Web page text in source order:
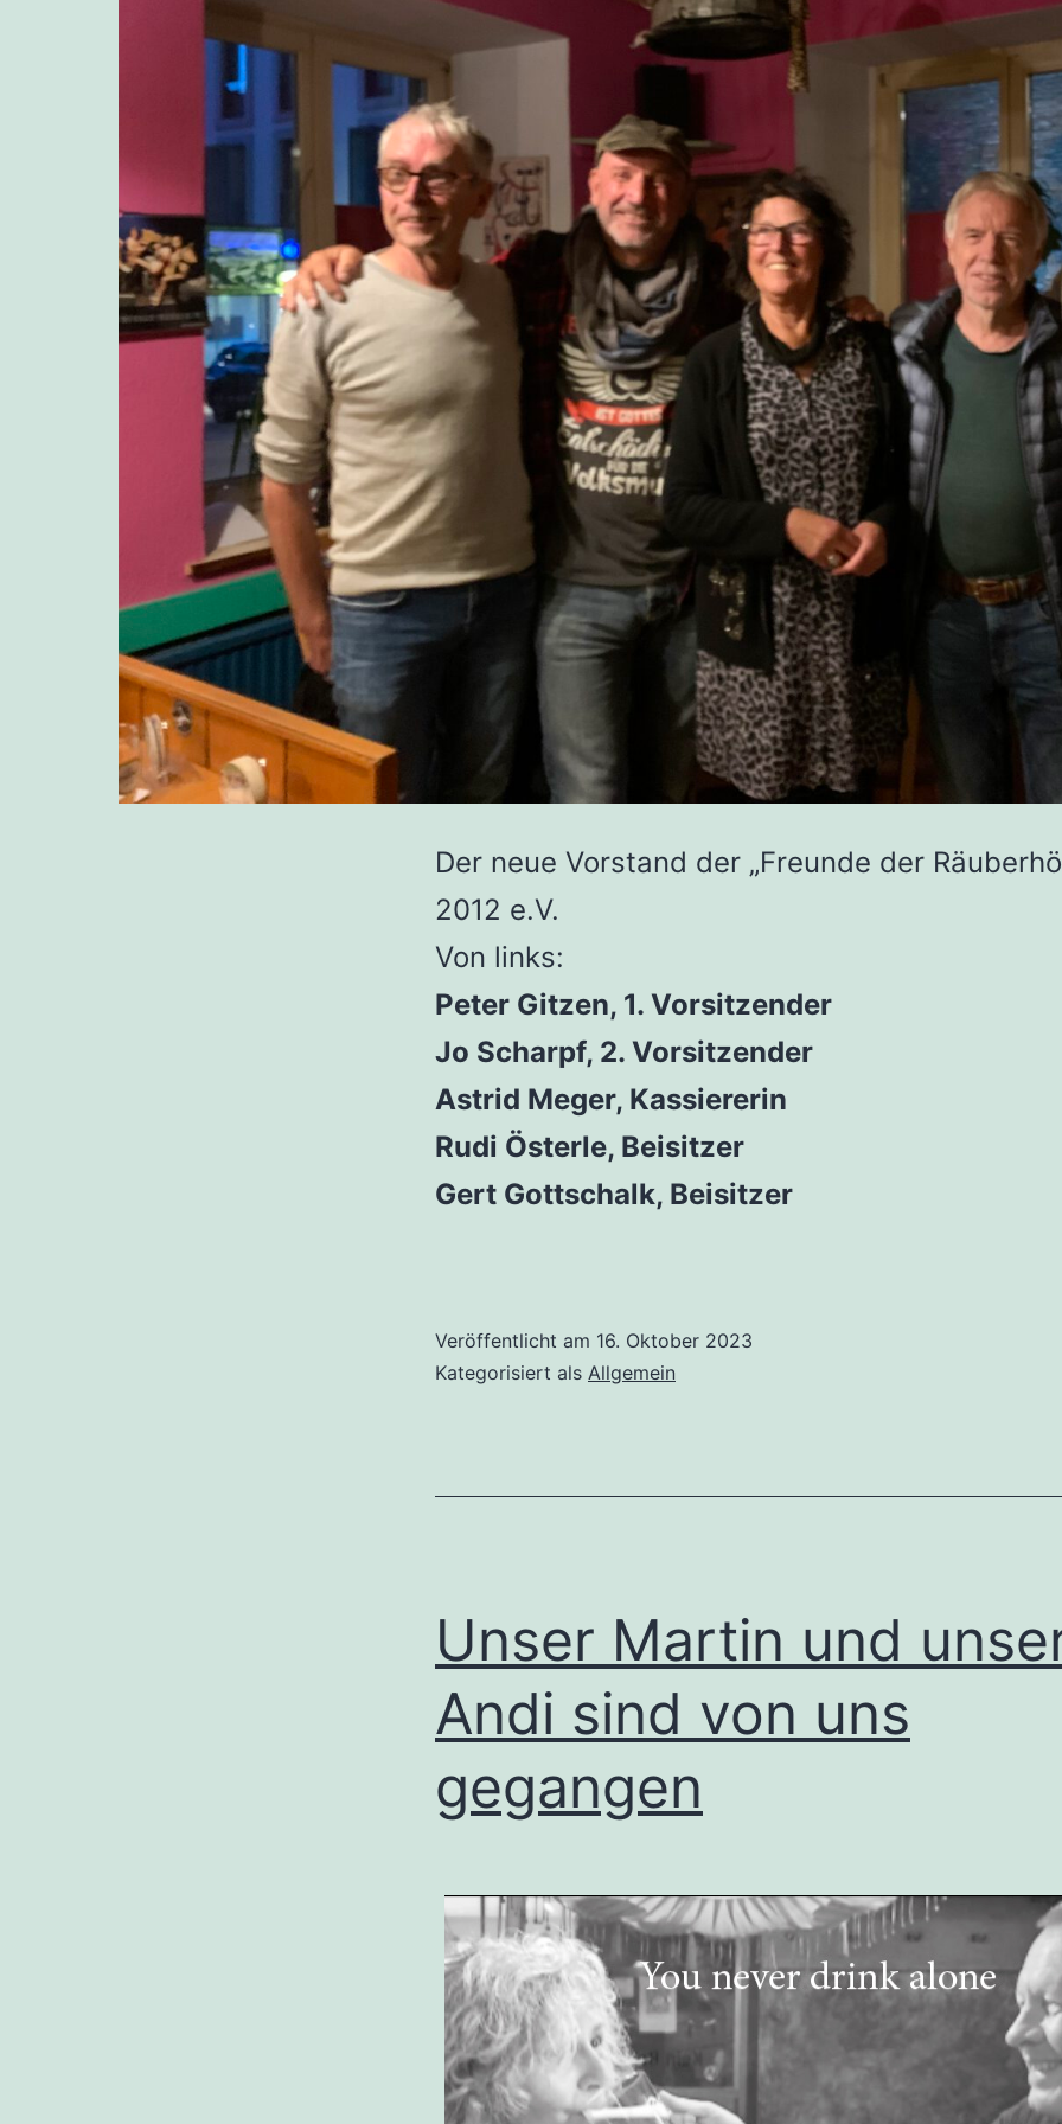
Der neue Vorstand der „Freunde der
2012 e.V.
Von links:
Peter Gitzen, 1. Vorsitzender
Jo Scharpf, 2. Vorsitzender
Astrid Meger, Kassiererin
Rudi Österle, Beisitzer
Gert Gottschalk, Beisitzer
Veröffentlicht am 16. Oktober 2023
Kategorisiert als Allgemein
Unser Martin und
Andi sind von uns
gegangen